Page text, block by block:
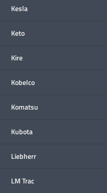
Kesla
Keto
Kire
Kobelco
Komatsu
Kubota
Liebherr
LM Trac